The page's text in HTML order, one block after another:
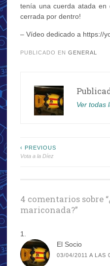
tenía una cuerda atada en
cerrada por dentro!
– Vídeo dedicado a https://
PUBLICADO EN GENERAL
Ver todas
Navegación
‹ PREVIOUS
Vota a la Díez
4 comentarios sobre “
mariconada?”
El Socio
03/04/2011 A LAS